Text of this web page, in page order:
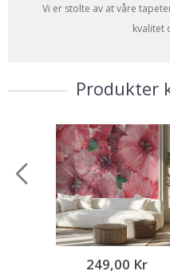
Vi er stolte av at våre
kvalitet
Produkter
249,00 Kr